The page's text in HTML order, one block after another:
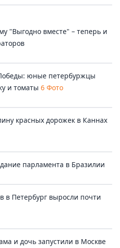
"Выгодно вместе" – теперь и
юные петербуржцы
и томаты 6 Фото
красных дорожек в Каннах
парламента в Бразилии
в Петербург выросли почти
и дочь запустили в Москве